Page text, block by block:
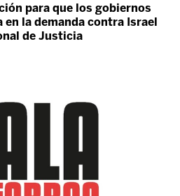
para que los gobiernos
en la demanda contra Israel
de Justicia